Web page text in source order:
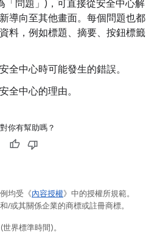
問題」 )，可直接從安全中心解
導向至其他畫面。每個問題也都
料，例如標題、摘要、按鈕標籤
全中心時可能發生的錯誤。
全中心的理由。
你有幫助嗎？
均受《內容授權》中的授權所規範。
/或其關係企業的商標或註冊商標。
界標準時間)。